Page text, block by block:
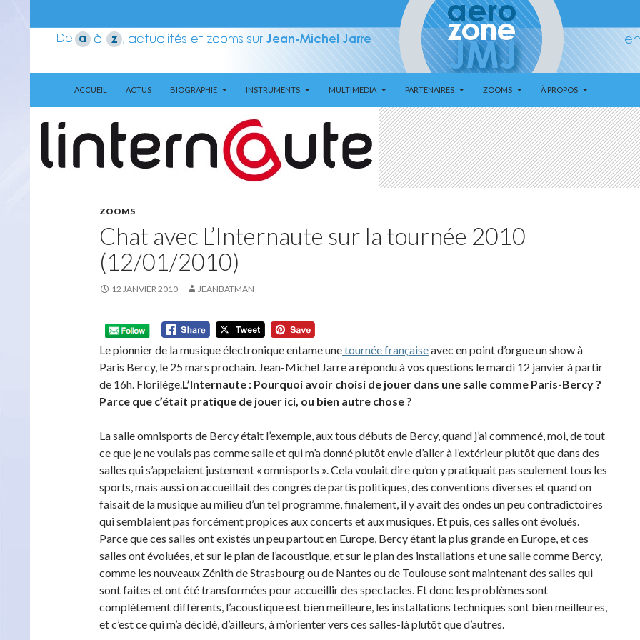
Aerozone JMJ
ACCUEIL
ACTUS BIOGRAPHIE INSTRUMENTS MULTIMEDIA PARTENAIRES ZOOMS À PROPOS
ZOOMS
Chat avec L’Internaute sur la tournée 2010
(12/01/2010)
12 JANVIER 2010 JEANBATMAN
Le pionnier de la musique électronique entame unetournée françaiseavec en point d’orgue un show à
Paris Bercy, le 25 mars prochain. Jean-Michel Jarre a répondu à vos questions le mardi 12 janvier à partir
de 16h. Florilège.L’Internaute : Pourquoi avoir choisi de jouer dans une salle comme Paris-Bercy ?
Parce que c’était pratique de jouer ici, ou bien autre chose ?
La salle omnisports de Bercy était l’exemple, aux tous débuts de Bercy, quand j’ai commencé, moi, de tout
ce que je ne voulais pas comme salle et qui m’a donné plutôt envie d’aller à l’extérieur plutôt que dans des
salles qui s’appelaient justement « omnisports ». Cela voulait dire qu’on y pratiquait pas seulement tous les
sports, mais aussi on accueillait des congrès de partis politiques, des conventions diverses et quand on
faisait de la musique au milieu d’un tel programme, finalement, il y avait des ondes un peu contradictoires
qui semblaient pas forcément propices aux concerts et aux musiques. Et puis, ces salles ont évolués.
Parce que ces salles ont existés un peu partout en Europe, Bercy étant la plus grande en Europe, et ces
salles ont évoluées, et sur le plan de l’acoustique, et sur le plan des installations et une salle comme Bercy,
comme les nouveaux Zénith de Strasbourg ou de Nantes ou de Toulouse sont maintenant des salles qui
sont faites et ont été transformées pour accueillir des spectacles. Et donc les problèmes sont
complètement différents, l’acoustique est bien meilleure, les installations techniques sont bien meilleures,
et c’est ce qui m’a décidé, d’ailleurs, à m’orienter vers ces salles-là plutôt que d’autres.